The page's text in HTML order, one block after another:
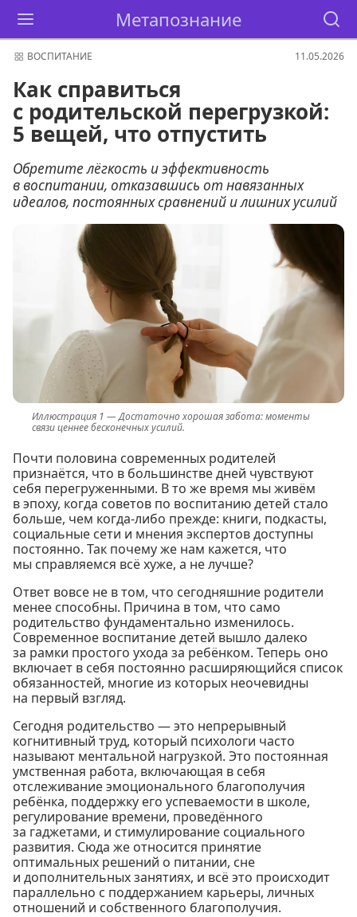
Метапознание
ВОСПИТАНИЕ 11.05.2026
Как справиться
с родительской перегрузкой:
5 вещей, что отпустить
Обретите лёгкость и эффективность
в воспитании, отказавшись от навязанных
идеалов, постоянных сравнений и лишних усилий
Достаточно хорошая забота: моменты
связи ценнее бесконечных усилий.
Почти половина современных родителей
признаётся, что в большинстве дней чувствуют
себя перегруженными. В то же время мы живём
в эпоху, когда советов по воспитанию детей стало
больше, чем когда-либо прежде: книги, подкасты,
социальные сети и мнения экспертов доступны
постоянно. Так почему же нам кажется, что
мы справляемся всё хуже, а не лучше?
Ответ вовсе не в том, что сегодняшние родители
менее способны. Причина в том, что само
родительство фундаментально изменилось.
Современное воспитание детей вышло далеко
за рамки простого ухода за ребёнком. Теперь оно
включает в себя постоянно расширяющийся список
обязанностей, многие из которых неочевидны
на первый взгляд.
Сегодня родительство — это непрерывный
когнитивный труд, который психологи часто
называют ментальной нагрузкой. Это постоянная
умственная работа, включающая в себя
отслеживание эмоционального благополучия
ребёнка, поддержку его успеваемости в школе,
регулирование времени, проведённого
за гаджетами, и стимулирование социального
развития. Сюда же относится принятие
оптимальных решений о питании, сне
и дополнительных занятиях, и всё это происходит
параллельно с поддержанием карьеры, личных
отношений и собственного благополучия.